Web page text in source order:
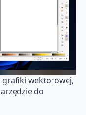
grafiki wektorowej,
do